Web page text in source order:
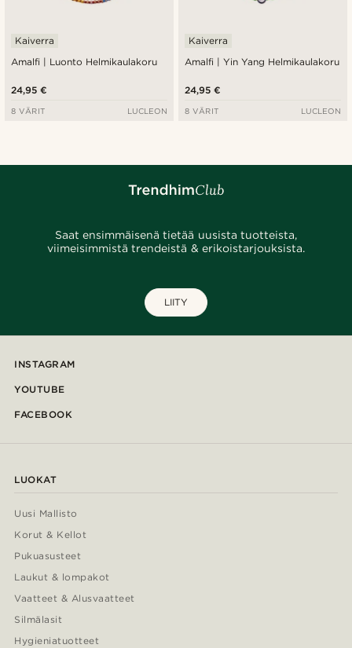
Amalfi | Luonto Helmikaulakoru
Kaiverra
24,95 €
8 VÄRIT LUCLEON
Amalfi | Yin Yang Helmikaulakoru
Kaiverra
24,95 €
8 VÄRIT LUCLEON
Saat ensimmäisenä tietää uusista tuotteista,
viimeisimmistä trendeistä & erikoistarjouksista.
LIITY
INSTAGRAM
YOUTUBE
FACEBOOK
LUOKAT
Uusi Mallisto
Korut & Kellot
Pukuasusteet
Laukut & lompakot
Vaatteet & Alusvaatteet
Silmälasit
Hygieniatuotteet